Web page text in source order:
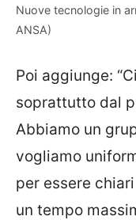
Nuove tecnologie in
ANSA)
Poi aggiunge:
soprattutto dal
Abbiamo un
vogliamo
per essere
un tempo